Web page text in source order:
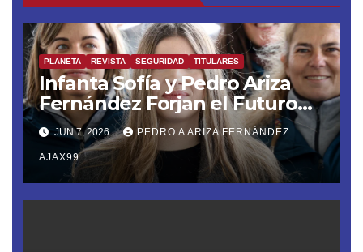
PLANETA REVISTA SEGURIDAD TITULARES
Infanta Sofía y Pedro Ariza
Fernández Forjan el Futuro
de la Soberanía Real
JUN 7, 2026 PEDRO A ARIZA FERNÁNDEZ
AJAX99